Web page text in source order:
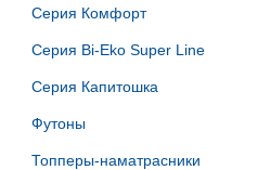
Серия Комфорт
Серия Bi-Eko Super Line
Серия Капитошка
Футоны
Топперы-наматрасники